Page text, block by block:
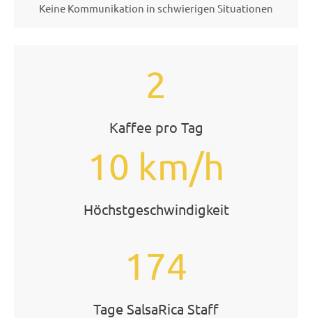
Keine Kommunikation in schwierigen Situationen
2
Kaffee pro Tag
10 km/h
Höchstgeschwindigkeit
174
Tage SalsaRica Staff